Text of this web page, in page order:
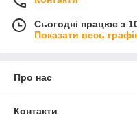
Сьогодні працює з
Показати весь
Про нас
Контакти